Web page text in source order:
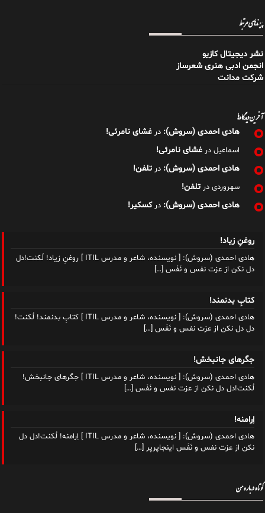
پیوندهای مرتبط
نشر دیجیتال کازیو
انجمن ادبی هنری شعرساز
شرکت مدانت
آخرین دیدگاه‌ها
هادی احمدی (سروش): در غشای نامرئی!
اسماعیل در غشای نامرئی!
هادی احمدی (سروش): در تلفن!
سهروردی در تلفن!
هادی احمدی (سروش): درکسکیر!
روغنِ زیاد!
هادی احمدی (سروش): [ نویسنده، شاعر و مدرس ITIL ] روغنِ زیاد! لُکنت!دل
دل نکن از عزت نفس و نَفَس […]
کتابِ بدنمند!
هادی احمدی (سروش): [ نویسنده، شاعر و مدرس ITIL ] کتابِ بدنمند! لُکنت!
دل دل نکن از عزت نفس و نَفَس […]
جگرهای جانبخش!
هادی احمدی (سروش): [ نویسنده، شاعر و مدرس ITIL ] جگرهای جانبخش!
لُکنت!دل دل نکن از عزت نفس و نَفَس […]
اِرامنه!
هادی احمدی (سروش): [ نویسنده، شاعر و مدرس ITIL ] اِرامنه! لُکنت!دل دل
نکن از عزت نفس و نَفَس اینجاپرپر […]
کوتاه درباره من